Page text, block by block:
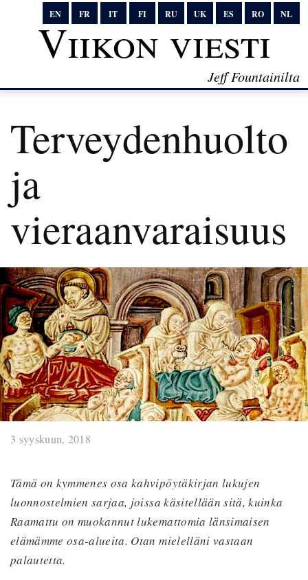
EN FR IT FI RU UK ES RO NL
Viikon viesti
Jeff Fountainilta
Terveydenhuolto
ja
vieraanvaraisuus
3 syyskuun, 2018
Tämä on kymmenes osa kahvipöytäkirjan lukujen
luonnostelmien sarjaa, joissa käsitellään sitä, kuinka
Raamattu on muokannut lukemattomia länsimaisen
elämämme osa-alueita. Otan mielelläni vastaan
palautetta.